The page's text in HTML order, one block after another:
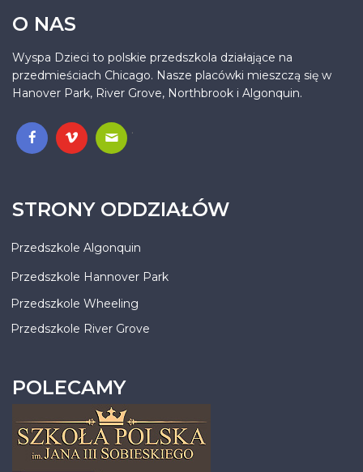
O NAS
Wyspa Dzieci to polskie przedszkola działające na
przedmieściach Chicago. Nasze placówki mieszczą się w
Hanover Park, River Grove, Northbrook i Algonquin.
.
STRONY ODDZIAŁÓW
Przedszkole Algonquin
Przedszkole Hannover Park
Przedszkole Wheeling
Przedszkole River Grove
POLECAMY